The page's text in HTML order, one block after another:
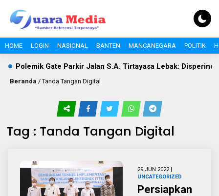
HOME LOGIN NASIONAL BANTEN MANCANEGARA POLITIK
Polemik Gate Parkir Jalan S.A. Tirtayasa Lebak:
Beranda /Tanda Tangan Digital
Tag : Tanda Tangan Digital
29 JUN 2022 |
UNCATEGORIZED
Persiapkan